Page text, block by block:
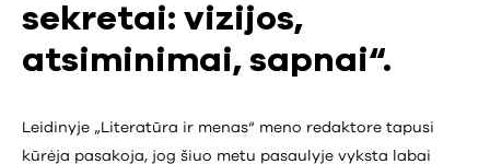
sekretai: vizijos,
atsiminimai, sapnai“.
Leidinyje „Literatūra ir menas“ meno redaktore tapusi
kūrėja pasakoja, jog šiuo metu pasaulyje vyksta labai